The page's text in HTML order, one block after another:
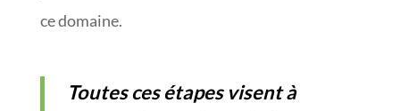
ce domaine.
Toutes ces étapes visent à